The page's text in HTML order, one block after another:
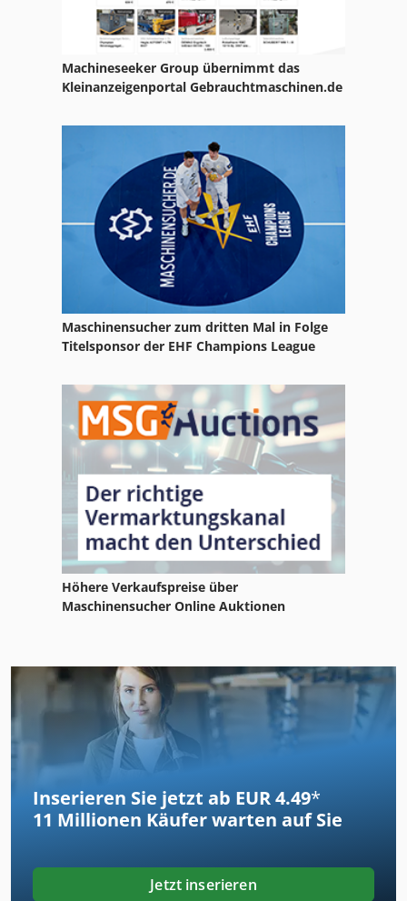
Machineseeker Group übernimmt das
Kleinanzeigenportal Gebrauchtmaschinen.de
Maschinensucher zum dritten Mal in Folge
Titelsponsor der EHF Champions League
Höhere Verkaufspreise über
Maschinensucher Online Auktionen
Inserieren Sie jetzt ab EUR 4.49*
11 Millionen Käufer warten auf Sie
Jetzt inserieren